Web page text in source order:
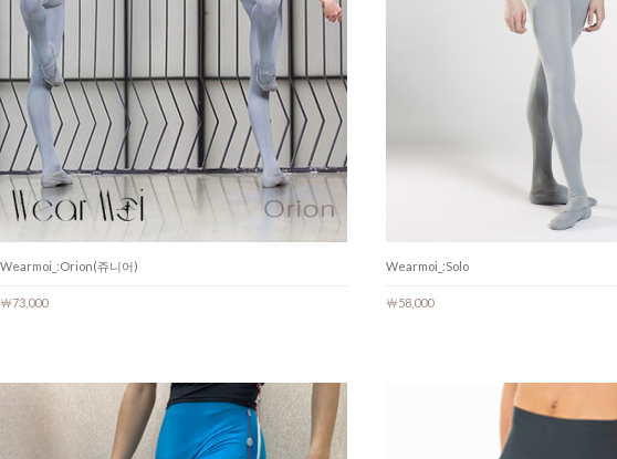
Wearmoi_:Orion(쥬니어)
￦73,000
Wearmoi_:Solo
￦58,000